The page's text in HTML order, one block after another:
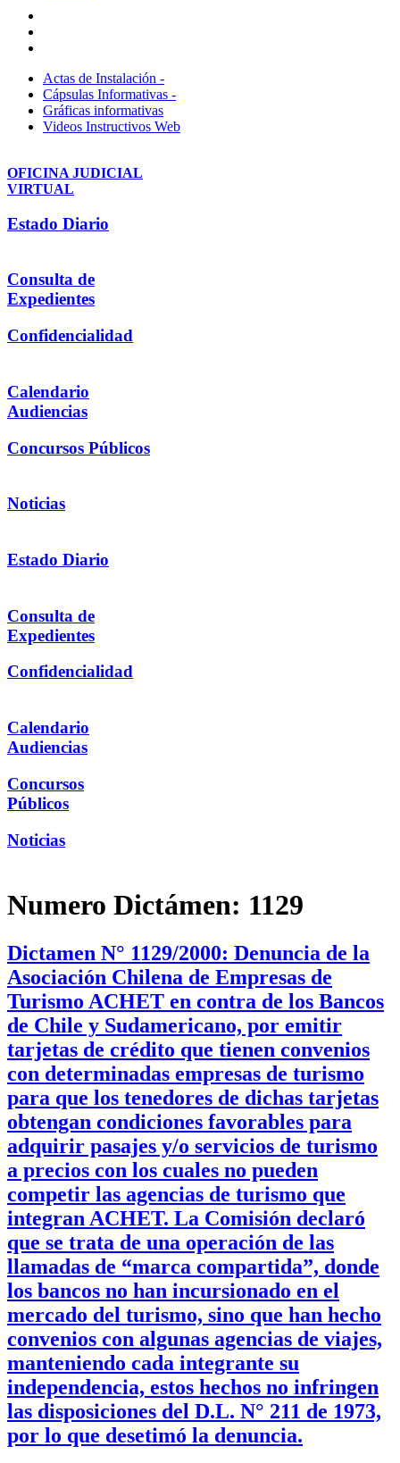
Actas de Instalación -
Cápsulas Informativas -
Gráficas informativas
Videos Instructivos Web
OFICINA JUDICIAL
VIRTUAL
Estado Diario
Consulta de
Expedientes
Confidencialidad
Calendario
Audiencias
Concursos Públicos
Noticias
Estado Diario
Consulta de
Expedientes
Confidencialidad
Calendario
Audiencias
Concursos
Públicos
Noticias
Numero Dictámen: 1129
Dictamen N° 1129/2000: Denuncia de la
Asociación Chilena de Empresas de
Turismo ACHET en contra de los Bancos
de Chile y Sudamericano, por emitir
tarjetas de crédito que tienen convenios
con determinadas empresas de turismo
para que los tenedores de dichas tarjetas
obtengan condiciones favorables para
adquirir pasajes y/o servicios de turismo
a precios con los cuales no pueden
competir las agencias de turismo que
integran ACHET. La Comisión declaró
que se trata de una operación de las
llamadas de “marca compartida”, donde
los bancos no han incursionado en el
mercado del turismo, sino que han hecho
convenios con algunas agencias de viajes,
manteniendo cada integrante su
independencia, estos hechos no infringen
las disposiciones del D.L. N° 211 de 1973,
por lo que desetimó la denuncia.